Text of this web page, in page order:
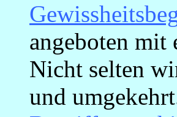
angeboten mit
Nicht selten
und